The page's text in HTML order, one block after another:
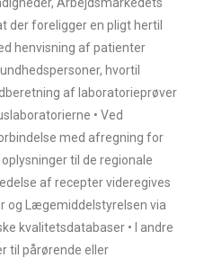
der foreligger en pligt hertil
henvisning af patienter
hvortil
af laboratorieprøver
• Ved
med afregning for
til de regionale
af recepter videregives
og Lægemiddelstyrelsen via
kvalitetsdatabaser • I andre
til pårørende eller